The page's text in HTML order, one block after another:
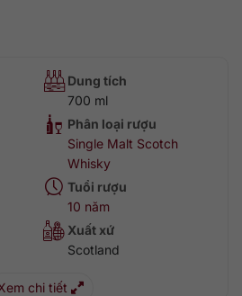
Dung tích
700 ml
Phân loại rượu
Single Malt Scotch
Whisky
Tuổi rượu
10 năm
Xuất xứ
Scotland
chi tiết